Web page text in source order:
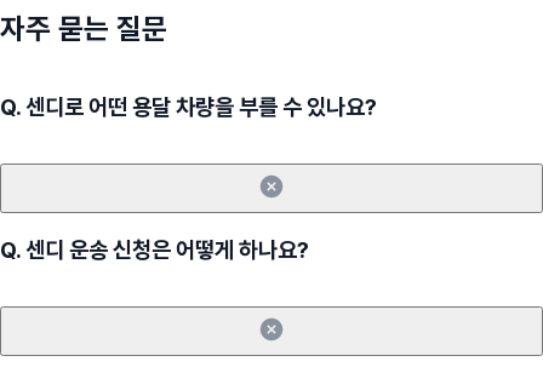
자주 묻는 질문
Q.센디로 어떤 용달 차량을 부를 수 있나요?
Q.센디 운송 신청은 어떻게 하나요?